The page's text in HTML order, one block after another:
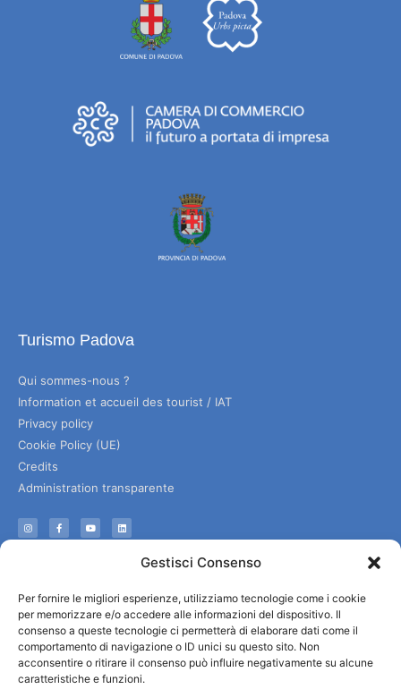
Gestisci Consenso
Per fornire le migliori esperienze, utilizziamo tecnologie come i cookie
per memorizzare e/o accedere alle informazioni del dispositivo. Il
consenso a queste tecnologie ci permetterà di elaborare dati come il
comportamento di navigazione o ID unici su questo sito. Non
acconsentire o ritirare il consenso può influire negativamente su alcune
caratteristiche e funzioni.
Turismo Padova
Qui sommes-nous ?
Information et accueil des tourist / IAT
Privacy policy
Cookie Policy (UE)
Credits
Administration transparente
Services utiles
Télécharger les brochures